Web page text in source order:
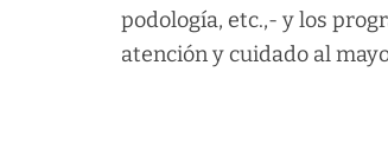
podología, etc.,- y los
atención y cuidado al